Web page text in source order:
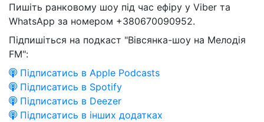
Пишіть ранковому шоу під час ефіру у Viber та
WhatsApp за номером +380670090952.
Підпишіться на подкаст "Вівсянка-шоу на Мелодія
FM":
Підписатись в Apple Podcasts
Підписатись в Spotify
Підписатись в Deezer
Підписатись в інших додатках